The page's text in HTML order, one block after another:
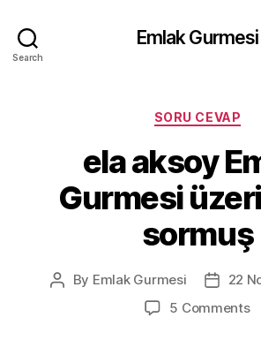
Search
Emlak Gurmesi
SORU CEVAP
ela aksoy
Gurmesi
sormuş
Post
By Emlak Gurmesi
Post22
5 Commentson